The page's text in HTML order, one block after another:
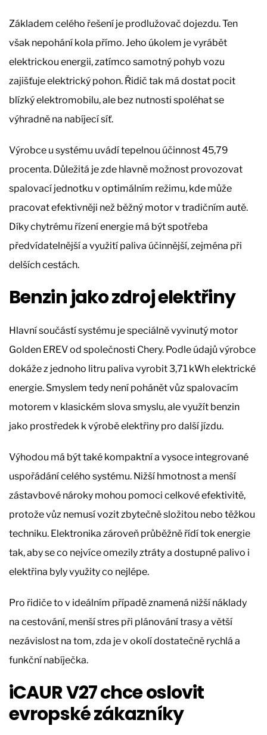
Základem celého řešení je prodlužovač dojezdu. Ten
však nepohání kola přímo. Jeho úkolem je vyrábět
elektrickou energii, zatímco samotný pohyb vozu
zajišťuje elektrický pohon. Řidič tak má dostat pocit
blízký elektromobilu, ale bez nutnosti spoléhat se
výhradně na nabíjecí síť.
Výrobce u systému uvádí tepelnou účinnost 45,79
procenta. Důležitá je zde hlavně možnost provozovat
spalovací jednotku v optimálním režimu, kde může
pracovat efektivněji než běžný motor v tradičním autě.
Díky chytrému řízení energie má být spotřeba
předvídatelnější a využití paliva účinnější, zejména při
delších cestách.
Benzin jako zdroj elektřiny
Hlavní součástí systému je speciálně vyvinutý motor
Golden EREV od společnosti Chery. Podle údajů výrobce
dokáže z jednoho litru paliva vyrobit 3,71 kWh elektrické
energie. Smyslem tedy není pohánět vůz spalovacím
motorem v klasickém slova smyslu, ale využít benzin
jako prostředek k výrobě elektřiny pro další jízdu.
Výhodou má být také kompaktní a vysoce integrované
uspořádání celého systému. Nižší hmotnost a menší
zástavbové nároky mohou pomoci celkové efektivitě,
protože vůz nemusí vozit zbytečně složitou nebo těžkou
techniku. Elektronika zároveň průběžně řídí tok energie
tak, aby se co nejvíce omezily ztráty a dostupné palivo i
elektřina byly využity co nejlépe.
Pro řidiče to v ideálním případě znamená nižší náklady
na cestování, menší stres při plánování trasy a větší
nezávislost na tom, zda je v okolí dostatečně rychlá a
funkční nabíječka.
iCAUR V27 chce oslovit
evropské zákazníky